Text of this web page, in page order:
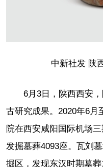
中新社发 陕
6月3日，陕西西安
古研究成果。2020年6月
院在西安咸阳国际机场
发掘墓葬4093座。瓦刘
掘区，发现东汉时期墓